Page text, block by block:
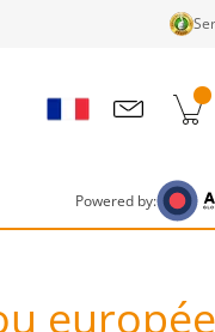
Powered by: